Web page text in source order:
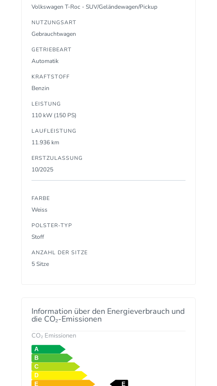
Volkswagen T-Roc - SUV/Geländewagen/Pickup
NUTZUNGSART
Gebrauchtwagen
GETRIEBEART
Automatik
KRAFTSTOFF
Benzin
LEISTUNG
110 kW (150 PS)
LAUFLEISTUNG
11.936 km
ERSTZULASSUNG
10/2025
FARBE
Weiss
POLSTER-TYP
Stoff
ANZAHL DER SITZE
5 Sitze
Information über den Energieverbrauch und
die CO₂-Emissionen
CO₂ Emissionen